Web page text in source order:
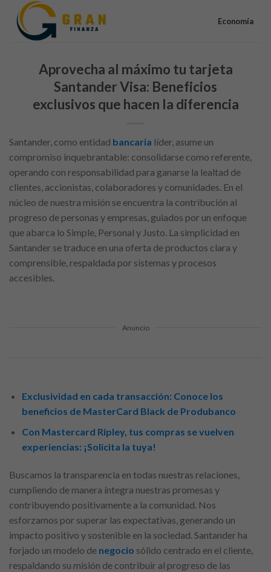
content
Economía
Aprovecha al máximo tu tarjeta
Santander Visa: Beneficios
exclusivos que hacen la diferencia
Santander, como entidad bancaria líder, asume un
compromiso inquebrantable: consolidarse como referente,
operando con responsabilidad para ganarse la lealtad de
clientes, accionistas, colaboradores y comunidades. En el
núcleo de nuestra misión se encuentra la contribución al
progreso de personas y empresas, guiados por un enfoque
que abarca lo Simple, Personal y Justo. La simplicidad en
Santander se traduce en una oferta de productos clara y
comprensible, respaldada por sistemas y procesos
accesibles.
Anuncio
Exclusividad en cada transacción: Conoce los
beneficios de MasterCard Black de Produbanco
Con Mastercard Ripley, tus compras se vuelven
experiencias: ¡Solicita la tuya!
Buscamos la transparencia en todas nuestras relaciones,
cumpliendo de manera íntegra nuestras promesas y
contribuyendo positivamente a la comunidad. Nos
esforzamos por superar las expectativas, generando un
impacto positivo y sostenible en la sociedad. Santander ha
forjado un modelo de negocio sólido centrado en el cliente,
respaldando su misión de contribuir al progreso de las